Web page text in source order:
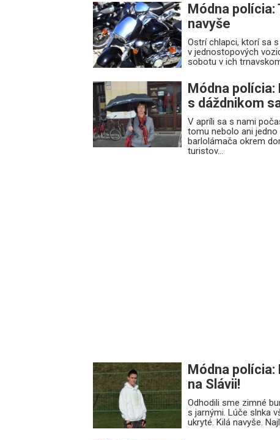
Módna
navyše
Ostrí chlapci, ktorí sa
v jednostopových
sobotu v ich
Módna polícia:
s dáždnikom
V apríli sa s nami
tomu nebolo ani
barlolámača okrem
turistov...
Módna
na Slávii!
Odhodili sme zimné
s jarnými. Lúče slnka
ukryté. Kilá navyše.